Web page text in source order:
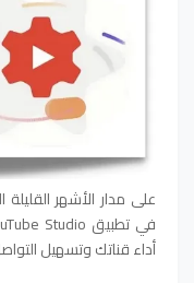
على مدار الأشهر
أداء قناتك وتسهيل